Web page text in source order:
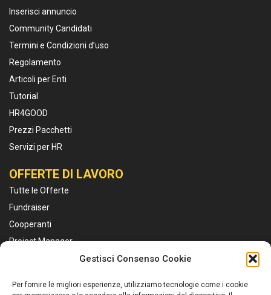
Gestisci Consenso Cookie
Per fornire le migliori esperienze, utilizziamo tecnologie come i cookie
Inserisci annuncio
Community Candidati
Termini e Condizioni d’uso
Regolamento
Articoli per Enti
Tutorial
HR4GOOD
Prezzi Pacchetti
Servizi per HR
OFFERTE DI LAVORO
Tutte le Offerte
Fundraiser
Cooperanti
Project Manager
Personale Sanitario